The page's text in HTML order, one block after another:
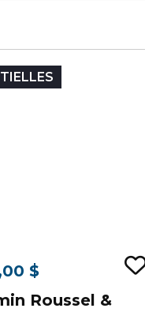
$
Roussel &